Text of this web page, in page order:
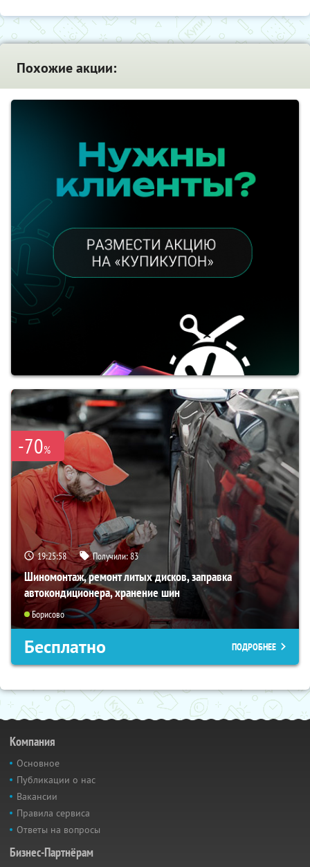
Похожие акции:
-70%
19:25:57 Получили:83
Шиномонтаж, ремонт литых дисков, заправка
автокондиционера, хранение шин
Борисово
Бесплатно ПОДРОБНЕЕ
Компания
Основное
Публикации о нас
Вакансии
Правила сервиса
Ответы на вопросы
Бизнес-Партнёрам